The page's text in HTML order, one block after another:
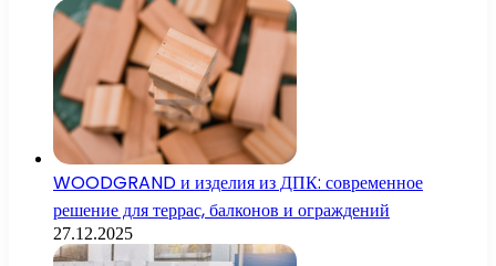
WOODGRAND и изделия из ДПК: современное
решение для террас, балконов и ограждений
27.12.2025